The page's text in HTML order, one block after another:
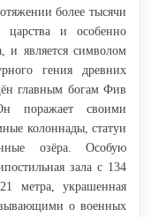
более тысячи
царства и особенно
и является символом
гения древних
главным богам Фив
своими
колоннады, статуи
озёра. Особую
зала с 134
метра, украшенная
о военных